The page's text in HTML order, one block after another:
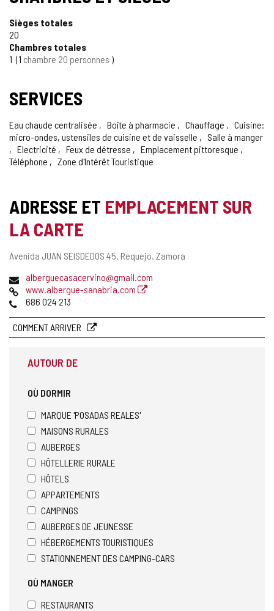
Sièges totales
20
Chambres totales
1
1 chambre 20 personnes
SERVICES
Eau chaude centralisée Boîte à pharmacie Chauffage
Cuisine:
micro-ondes, ustensiles de cuisine et de vaisselle
Salle à manger
Electricité
Feux de détresse
Emplacement pittoresque
Téléphone
Zone d'Intérêt Touristique
ADRESSE ET EMPLACEMENT SUR
LA CARTE
Adresse
Avenida JUAN SEISDEDOS 45. Requejo. Zamora
Adresse
de
courrier
alberguecasacervino@gmail.com
Page
Web
www.albergue-sanabria.com
Téléphones
686 024 213
COMMENT ARRIVER
AUTOUR DE
OÙ DORMIR
MARQUE 'POSADAS REALES'
MAISONS RURALES
AUBERGES
HÔTELLERIE RURALE
HÔTELS
APPARTEMENTS
CAMPINGS
AUBERGES DE JEUNESSE
HÉBERGEMENTS TOURISTIQUES
STATIONNEMENT DES CAMPING-CARS
OÙ MANGER
RESTAURANTS